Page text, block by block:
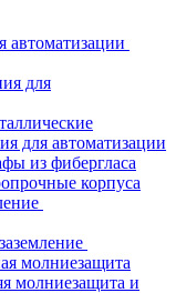
автоматизации
для
для автоматизации
из фибергласа
корпуса
молниезащита
молниезащита и